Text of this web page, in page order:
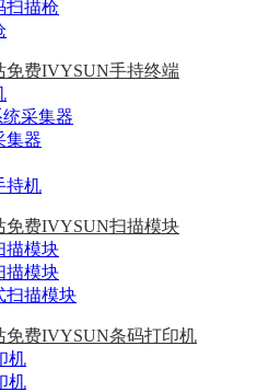
扫描枪
免费IVYSUN手持终端
统采集器
集器
持机
免费IVYSUN扫描模块
描模块
描模块
扫描模块
免费IVYSUN条码打印机
机
机